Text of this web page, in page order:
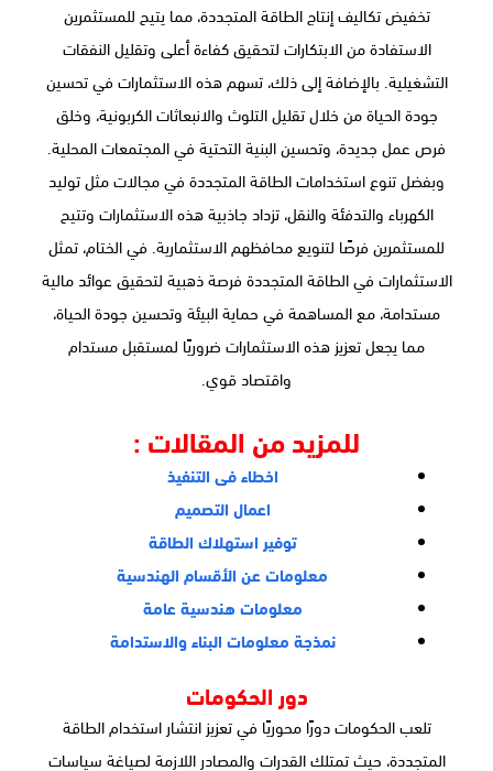
تخفيض تكاليف إنتاج الطاقة المتجددة، مما يتيح للمستثمرين
الاستفادة من الابتكارات لتحقيق كفاءة أعلى وتقليل النفقات
التشغيلية. بالإضافة إلى ذلك، تسهم هذه الاستثمارات في تحسين
جودة الحياة من خلال تقليل التلوث والانبعاثات الكربونية، وخلق
فرص عمل جديدة، وتحسين البنية التحتية في المجتمعات المحلية.
وبفضل تنوع استخدامات الطاقة المتجددة في مجالات مثل توليد
الكهرباء والتدفئة والنقل، تزداد جاذبية هذه الاستثمارات وتتيح
للمستثمرين فرصًا لتنويع محافظهم الاستثمارية. في الختام، تمثل
الاستثمارات في الطاقة المتجددة فرصة ذهبية لتحقيق عوائد مالية
مستدامة، مع المساهمة في حماية البيئة وتحسين جودة الحياة،
مما يجعل تعزيز هذه الاستثمارات ضروريًا لمستقبل مستدام
واقتصاد قوي.
للمزيد من المقالات :
اخطاء فى التنفيذ
اعمال التصميم
توفير استهلاك الطاقة
معلومات عن الأقسام الهندسية
معلومات هندسية عامة
نمذجة معلومات البناء والاستدامة
دور الحكومات
تلعب الحكومات دورًا محوريًا في تعزيز انتشار استخدام الطاقة
المتجددة، حيث تمتلك القدرات والمصادر اللازمة لصياغة سياسات